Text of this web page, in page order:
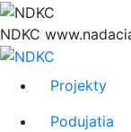
Hore
NDKC
Projekty
Podujatia